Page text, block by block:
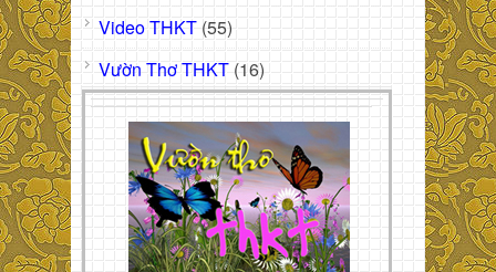
Video THKT (55)
Vườn Thơ THKT (16)